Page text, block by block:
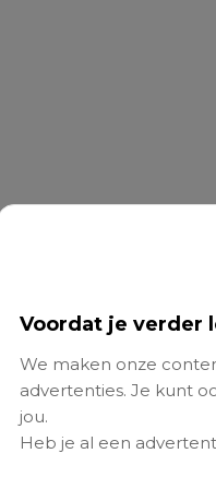
Voordat je verder
We maken onze
advertenties. Je kunt
jou.
Heb je al een